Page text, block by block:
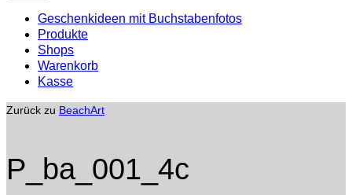
Geschenkideen mit Buchstabenfotos
Produkte
Shops
Warenkorb
Kasse
Zurück zu BeachArt
P_ba_001_4c